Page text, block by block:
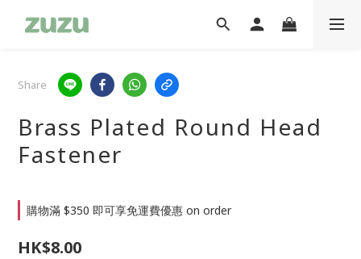
Share
Brass Plated Round Head
Fastener
購物滿 $350 即可享免運費優惠 on order
HK$8.00